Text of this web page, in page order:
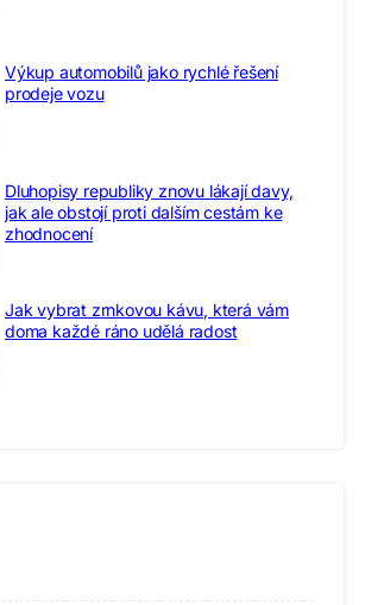
Výkup automobilů jako rychlé řešení
prodeje vozu
Dluhopisy republiky znovu lákají davy,
jak ale obstojí proti dalším cestám ke
zhodnocení
Jak vybrat zrnkovou kávu, která vám
doma každé ráno udělá radost